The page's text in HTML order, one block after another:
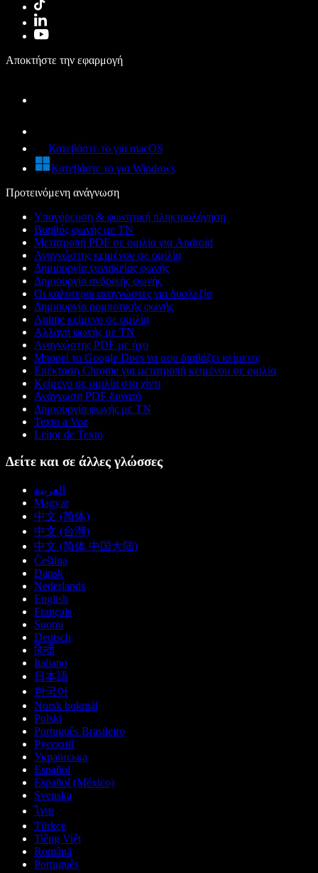
Αποκτήστε την εφαρμογή
Κατεβάστε το για macOS
Κατεβάστε το για Windows
Προτεινόμενη ανάγνωση
Υπαγόρευση & φωνητική πληκτρολόγηση
Βοηθός φωνής με ΤΝ
Μετατροπή PDF σε ομιλία για Android
Αναγνώστης κειμένου σε ομιλία
Δημιουργία γυναικείας φωνής
Δημιουργία ανδρικής φωνής
Οι καλύτεροι αναγνώστες για δυσλεξία
Δημιουργία ρομποτικής φωνής
Anime κείμενο σε ομιλία
Αλλαγή φωνής με ΤΝ
Αναγνώστης PDF με ήχο
Μπορεί το Google Docs να μου διαβάζει κείμενο;
Επέκταση Chrome για μετατροπή κειμένου σε ομιλία
Κείμενο σε ομιλία στα χίντι
Ανάγνωση PDF δυνατά
Δημιουργία φωνής με ΤΝ
Texto a Voz
Leitor de Texto
Δείτε και σε άλλες γλώσσες
العربية
Magyar
中文 (简体)
中文 (台灣)
中文 (简体 中国大陆)
Čeština
Dansk
Nederlands
English
Français
Suomi
Deutsch
हिन्दी
Italiano
日本語
한국어
Norsk bokmål
Polski
Português Brasileiro
Русский
Українська
Español
Español (México)
Svenska
ไทย
Türkçe
Tiếng Việt
Română
Português